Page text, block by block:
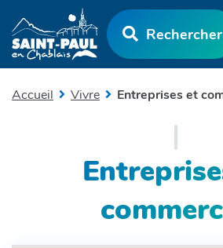
Aller au menu
Aller
Aller à la rechercheRechercher
Accueil Vivre Entreprises et